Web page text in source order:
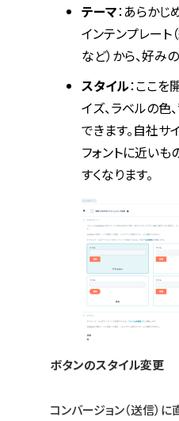
テーマ：あらか
インテンプレート
など）から、好み
スタイル：ここを
イズ、ラベルの
できます。自社サ
フォントに近い
すくなります。
ボタンのスタイル変更
コンバージョン（送信）